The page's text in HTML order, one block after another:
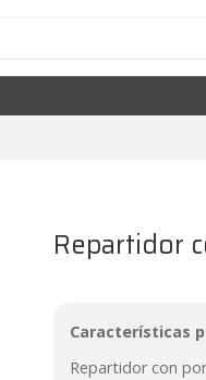
Repartidor
Características
Repartidor con